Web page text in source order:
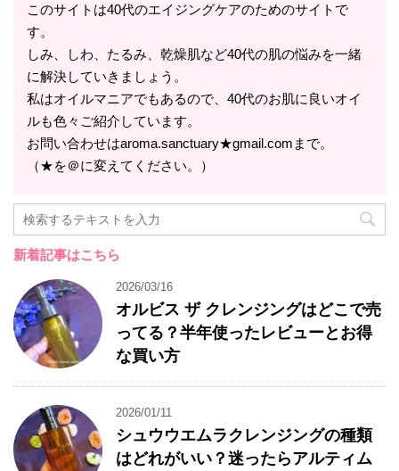
このサイトは40代のエイジングケアのためのサイトで
す。
しみ、しわ、たるみ、乾燥肌など40代の肌の悩みを一緒
に解決していきましょう。
私はオイルマニアでもあるので、40代のお肌に良いオイ
ルも色々ご紹介しています。
お問い合わせはaroma.sanctuary★gmail.comまで。
（★を＠に変えてください。）
新着記事はこちら
2026/03/16
オルビス ザ クレンジングはどこで売
ってる？半年使ったレビューとお得
な買い方
2026/01/11
シュウウエムラクレンジングの種類
はどれがいい？迷ったらアルティム